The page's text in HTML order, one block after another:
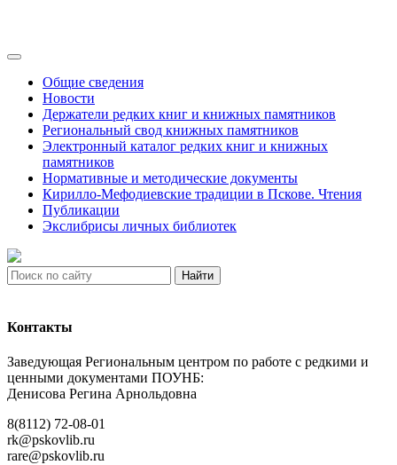
Общие сведения
Новости
Держатели редких книг и книжных памятников
Региональный свод книжных памятников
Электронный каталог редких книг и книжных
памятников
Нормативные и методические документы
Кирилло-Мефодиевские традиции в Пскове. Чтения
Публикации
Экслибрисы личных библиотек
Найти
Контакты
Заведующая Региональным центром по работе с редкими и
ценными документами ПОУНБ:
Денисова Регина Арнольдовна
8(8112) 72-08-01
rk@pskovlib.ru
rare@pskovlib.ru